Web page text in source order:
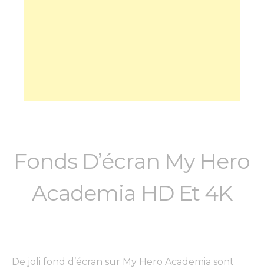
Fonds D’écran My Hero
Academia HD Et 4K
De joli fond d’écran sur My Hero Academia sont